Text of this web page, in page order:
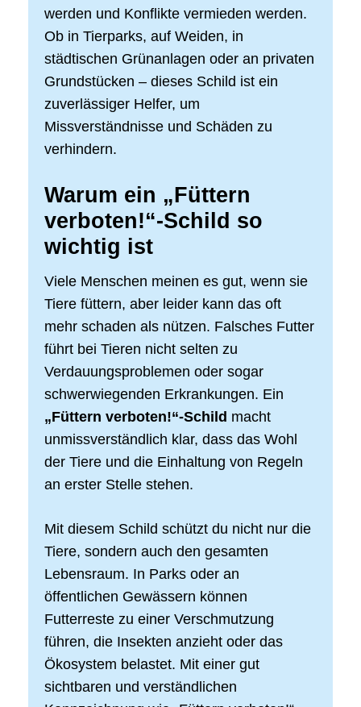
werden und Konflikte vermieden werden.
Ob in Tierparks, auf Weiden, in
städtischen Grünanlagen oder an privaten
Grundstücken – dieses Schild ist ein
zuverlässiger Helfer, um
Missverständnisse und Schäden zu
verhindern.
Warum ein „Füttern
verboten!“-Schild so
wichtig ist
Viele Menschen meinen es gut, wenn sie
Tiere füttern, aber leider kann das oft
mehr schaden als nützen. Falsches Futter
führt bei Tieren nicht selten zu
Verdauungsproblemen oder sogar
schwerwiegenden Erkrankungen. Ein
„Füttern verboten!“-Schild macht
unmissverständlich klar, dass das Wohl
der Tiere und die Einhaltung von Regeln
an erster Stelle stehen.
Mit diesem Schild schützt du nicht nur die
Tiere, sondern auch den gesamten
Lebensraum. In Parks oder an
öffentlichen Gewässern können
Futterreste zu einer Verschmutzung
führen, die Insekten anzieht oder das
Ökosystem belastet. Mit einer gut
sichtbaren und verständlichen